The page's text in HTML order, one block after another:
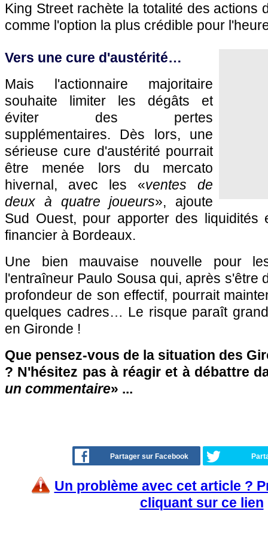
King Street rachète la totalité des actions
comme l'option la plus crédible pour
Vers une cure d'austérité…
Mais l'actionnaire majoritaire
souhaite limiter les dégâts et
éviter des pertes
supplémentaires. Dès lors, une
sérieuse cure d'austérité pourrait
être menée lors du mercato
hivernal, avec les «ventes de
deux à quatre joueurs», ajoute
Sud Ouest, pour apporter des liquidités
financier à Bordeaux.
Une bien mauvaise nouvelle pour
l'entraîneur Paulo Sousa qui, après s'être
profondeur de son effectif, pourrait
quelques cadres… Le risque paraît
en Gironde !
Que pensez-vous de la situation des
? N'hésitez pas à réagir et à débattre
un commentaire» ...
Partager sur Facebook
Un problème avec cet article ?
cliquant sur ce lien